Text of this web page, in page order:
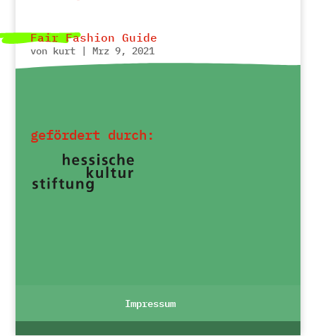
Fair Fashion Guide
von kurt| Mrz 9, 2021
gefördert durch:
Impressum